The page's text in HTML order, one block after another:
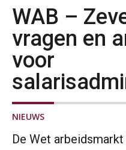
WAB –
vragen en
voor
NIEUWS
De Wet